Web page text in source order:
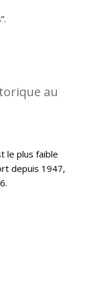
au
le plus faible
depuis 1947,